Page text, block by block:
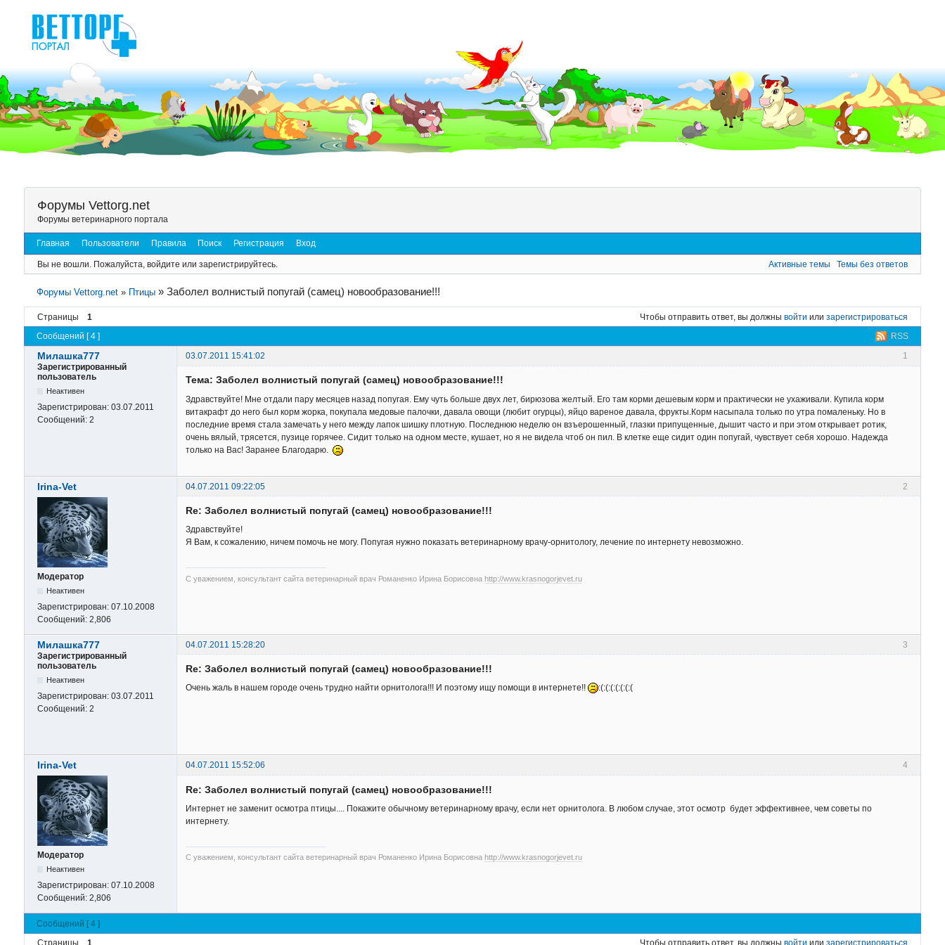
Форумы Vettorg.net
Форумы ветеринарного портала
Главная Пользователи Правила Поиск Регистрация Вход
Вы не вошли. Пожалуйста, войдите или зарегистрируйтесь. Активные темы Темы без ответов
Форумы Vettorg.net » Птицы »Заболел волнистый попугай (самец) новообразование!!!
Страницы 1 Чтобы отправить ответ, вы должнывойти илизарегистрироваться
RSS
Сообщений [ 4 ]
1
Милашка777
03.07.2011 15:41:02
Зарегистрированный
пользователь
Неактивен
Зарегистрирован: 03.07.2011
Сообщений: 2
Тема: Заболел волнистый попугай (самец) новообразование!!!
Здравствуйте! Мне отдали пару месяцев назад попугая. Ему чуть больше двух лет, бирюзова желтый. Его там корми дешевым корм и практически не ухаживали. Купила корм
витакрафт до него был корм жорка, покупала медовые палочки, давала овощи (любит огурцы), яйцо вареное давала, фрукты.Корм насыпала только по утра помаленьку. Но в
последние время стала замечать у него между лапок шишку плотную. Последнюю неделю он взъерошенный, глазки припущенные, дышит часто и при этом открывает ротик,
очень вялый, трясется, пузице горячее. Сидит только на одном месте, кушает, но я не видела чтоб он пил. В клетке еще сидит один попугай, чувствует себя хорошо. Надежда
только на Вас! Заранее Благодарю.
2
Irina-Vet 04.07.2011 09:22:05
Модератор
Неактивен
Зарегистрирован: 07.10.2008
Сообщений: 2,806
Re: Заболел волнистый попугай (самец) новообразование!!!
Здравствуйте!
Я Вам, к сожалению, ничем помочь не могу. Попугая нужно показать ветеринарному врачу-орнитологу, лечение по интернету невозможно.
С уважением, консультант сайта ветеринарный врач Романенко Ирина Борисовна http://www.krasnogorjevet.ru
3
Милашка777
04.07.2011 15:28:20
Зарегистрированный
пользователь
Неактивен
Зарегистрирован: 03.07.2011
Сообщений: 2
Re: Заболел волнистый попугай (самец) новообразование!!!
Очень жаль в нашем городе очень трудно найти орнитолога!!! И поэтому ищу помощи в интернете!! :(:(:(:(:(:(:(
4
Irina-Vet 04.07.2011 15:52:06
Модератор
Неактивен
Зарегистрирован: 07.10.2008
Сообщений: 2,806
Re: Заболел волнистый попугай (самец) новообразование!!!
Интернет не заменит осмотра птицы.... Покажите обычному ветеринарному врачу, если нет орнитолога. В любом случае, этот осмотр будет эффективнее, чем советы по
интернету.
С уважением, консультант сайта ветеринарный врач Романенко Ирина Борисовна http://www.krasnogorjevet.ru
Сообщений [ 4 ]
Страницы
1 Чтобы отправить ответ, вы должнывойти илизарегистрироваться